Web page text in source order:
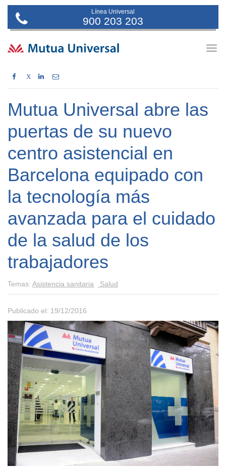
Línea Universal
900 203 203
X
Mutua Universal abre las
puertas de su nuevo
centro asistencial en
Barcelona equipado con
la tecnología más
avanzada para el cuidado
de la salud de los
trabajadores
Temas: Asistencia sanitaria Salud
Publicado el: 19/12/2016